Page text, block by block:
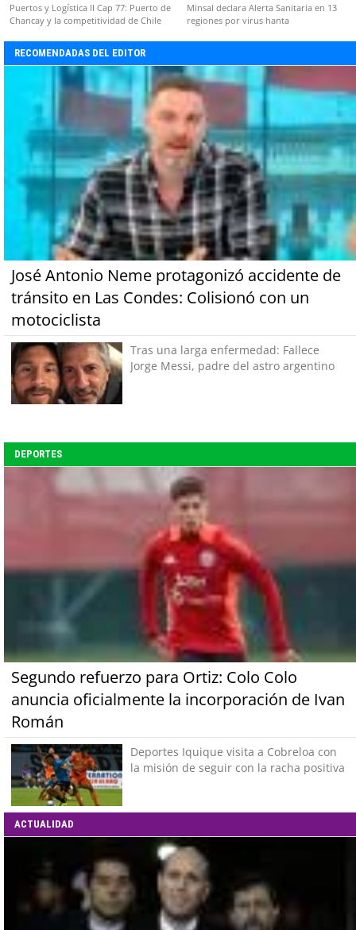
Puertos y Logística II Cap 77: Puerto de
Chancay y la competitividad de Chile
Minsal declara Alerta Sanitaria en 13
regiones por virus hanta
RECOMENDADAS DEL EDITOR
José Antonio Neme protagonizó accidente de
tránsito en Las Condes: Colisionó con un
motociclista
Tras una larga enfermedad: Fallece
Jorge Messi, padre del astro argentino
DEPORTES
Segundo refuerzo para Ortiz: Colo Colo
anuncia oficialmente la incorporación de Ivan
Román
Deportes Iquique visita a Cobreloa con
la misión de seguir con la racha positiva
ACTUALIDAD